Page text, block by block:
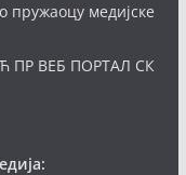
пружаоцу медијске
ПР ВЕБ ПОРТАЛ СК